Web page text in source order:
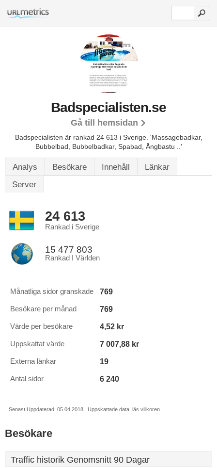
Badspecialisten.se
Gå till hemsidan
Badspecialisten är rankad 24 613 i Sverige. 'Massagebadkar,
Bubbelbad, Bubbelbadkar, Spabad, Ångbastu ..'
Analys Besökare Innehåll
Länkar
Server
24 613
Rankad i Sverige
15 477 803
Rankad I Världen
Månatliga sidor granskade 769
Besökare per månad 769
Värde per besökare 4,52 kr
Uppskattat värde 7 007,88 kr
Externa länkar 19
Antal sidor 6 240
Senast Uppdaterad: 05.04.2018 . Uppskattade data, läs villkoren.
Besökare
Traffic historik Genomsnitt 90 Dagar